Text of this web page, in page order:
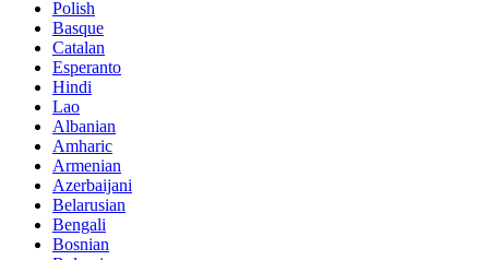
Polish
Basque
Catalan
Esperanto
Hindi
Lao
Albanian
Amharic
Armenian
Azerbaijani
Belarusian
Bengali
Bosnian